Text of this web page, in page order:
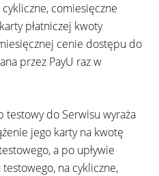
comiesięczne
płatniczej kwoty
cenie dostępu do
przez PayU raz w
testowy do Serwisu wyraża
jego karty na kwotę
a po upływie
na cykliczne,